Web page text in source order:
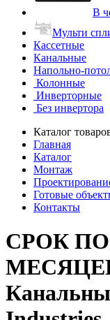
В
Мульти
Кассетные
Канальные
Напольно-
Колонные
Инверторные
Без инвертора
Каталог
Главная
Каталог
Монтаж
Готовые
Контакты
СРОК